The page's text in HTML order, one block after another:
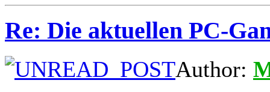
Re: Die aktuellen PC-
Author: